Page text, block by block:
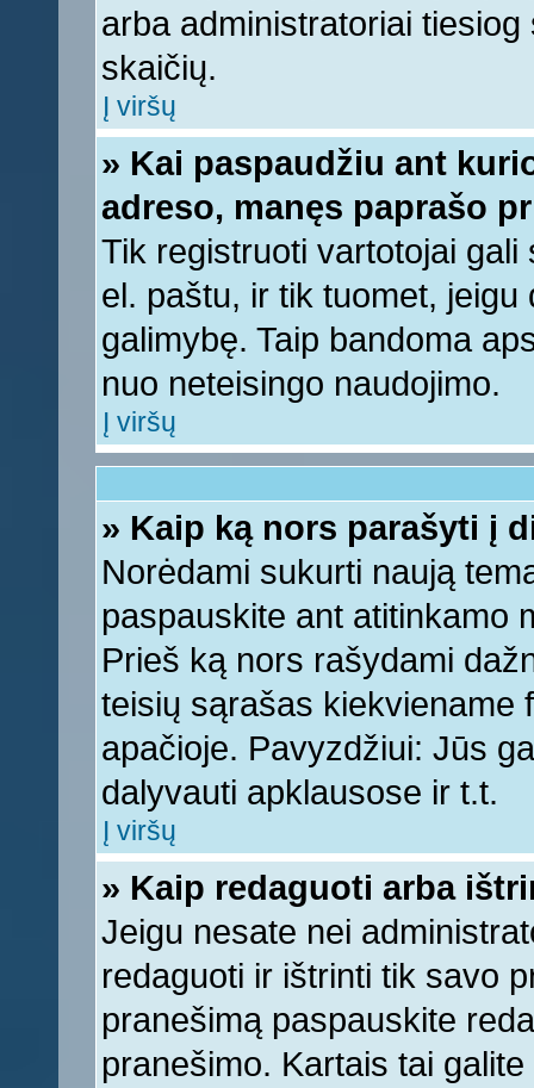
arba administratoriai
skaičių.
Į viršų
» Kai paspaudžiu ant
adreso, manęs paprašo
Tik registruoti vartotojai
el. paštu, ir tik tuomet,
galimybę. Taip bandoma
nuo neteisingo naudojimo.
Į viršų
» Kaip ką nors parašyti į
Norėdami sukurti naują
paspauskite ant atitinkamo
Prieš ką nors rašydami
teisių sąrašas kiekviename
apačioje. Pavyzdžiui: Jūs
dalyvauti apklausose ir t.t.
Į viršų
» Kaip redaguoti arba
Jeigu nesate nei
redaguoti ir ištrinti tik savo
pranešimą paspauskite
pranešimo. Kartais tai